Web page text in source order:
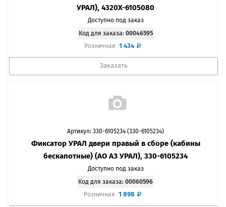
УРАЛ), 4320Х-6105080
Доступно под заказ
Код для заказа: 00046595
Розничная 1 434
Заказать
Артикул: 330-6105234 (330-6105234)
Фиксатор УРАЛ двери правый в сборе (кабины
бескапотные) (АО АЗ УРАЛ), 330-6105234
Доступно под заказ
Код для заказа: 00060596
Розничная 1 898